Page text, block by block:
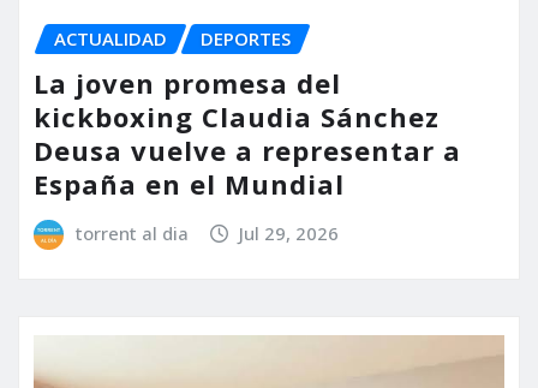
ACTUALIDAD DEPORTES
La joven promesa del
kickboxing Claudia Sánchez
Deusa vuelve a representar a
España en el Mundial
torrent al dia Jul 29, 2026